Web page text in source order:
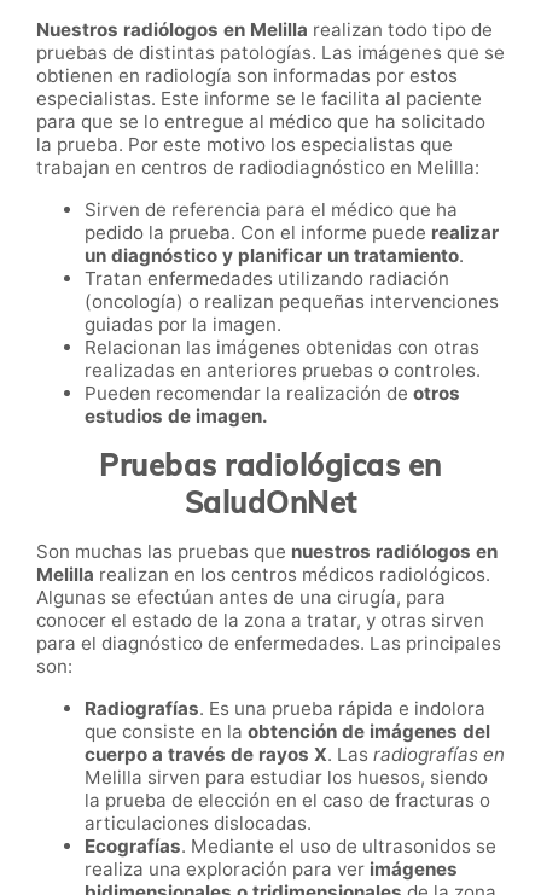
Nuestros radiólogos en Melilla realizan todo tipo de
pruebas de distintas patologías. Las imágenes que se
obtienen en radiología son informadas por estos
especialistas. Este informe se le facilita al paciente
para que se lo entregue al médico que ha solicitado
la prueba. Por este motivo los especialistas que
trabajan en centros de radiodiagnóstico en Melilla:
Sirven de referencia para el médico que ha
pedido la prueba. Con el informe puede realizar
un diagnóstico y planificar un tratamiento.
Tratan enfermedades utilizando radiación
(oncología) o realizan pequeñas intervenciones
guiadas por la imagen.
Relacionan las imágenes obtenidas con otras
realizadas en anteriores pruebas o controles.
Pueden recomendar la realización de otros
estudios de imagen.
Pruebas radiológicas en
SaludOnNet
Son muchas las pruebas que nuestros radiólogos en
Melilla realizan en los centros médicos radiológicos.
Algunas se efectúan antes de una cirugía, para
conocer el estado de la zona a tratar, y otras sirven
para el diagnóstico de enfermedades. Las principales
son:
Radiografías. Es una prueba rápida e indolora
que consiste en la obtención de imágenes del
cuerpo a través de rayos X. Las radiografías en
Melilla sirven para estudiar los huesos, siendo
la prueba de elección en el caso de fracturas o
articulaciones dislocadas.
Ecografías. Mediante el uso de ultrasonidos se
realiza una exploración para ver imágenes